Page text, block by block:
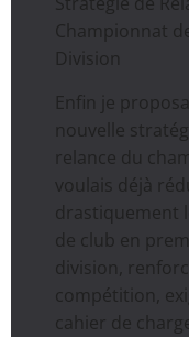
Championnat
Division
Enfin je
nouvelle
relance du
voulais déjà
drastiquement
de club en
division,
compétition,
cahier de